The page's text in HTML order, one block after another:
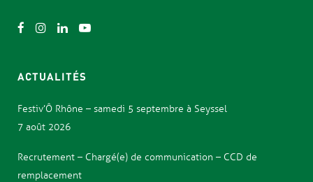
ACTUALITÉS
Festiv’Ô Rhône – samedi 5 septembre à Seyssel
7 août 2026
Recrutement – Chargé(e) de communication – CCD de
remplacement